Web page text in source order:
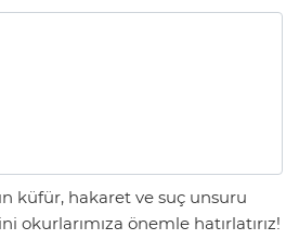
küfür, hakaret ve suç unsuru
okurlarımıza önemle hatırlatırız!